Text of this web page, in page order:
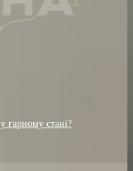
гарному стані?